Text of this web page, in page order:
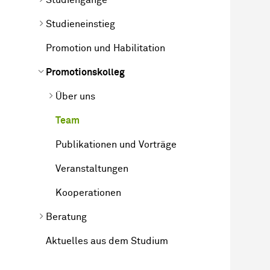
Studieneinstieg
Promotion und Habilitation
Promotionskolleg
Über uns
Team
Publikationen und Vorträge
Veranstaltungen
Kooperationen
Beratung
Aktuelles aus dem Studium